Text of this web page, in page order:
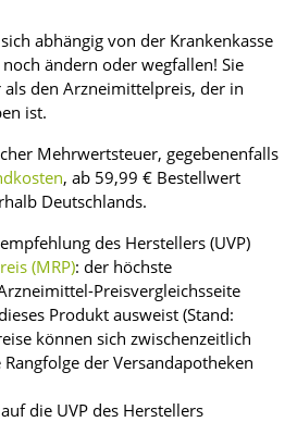
abhängig von der Krankenkasse
ändern oder wegfallen! Sie
den Arzneimittelpreis, der in
ist.
Mehrwertsteuer, gegebenenfalls
, ab 59,99 € Bestellwert
Deutschlands.
des Herstellers (UVP)
(MRP): der höchste
Preisvergleichsseite
Produkt ausweist (Stand:
können sich zwischenzeitlich
der Versandapotheken
die UVP des Herstellers